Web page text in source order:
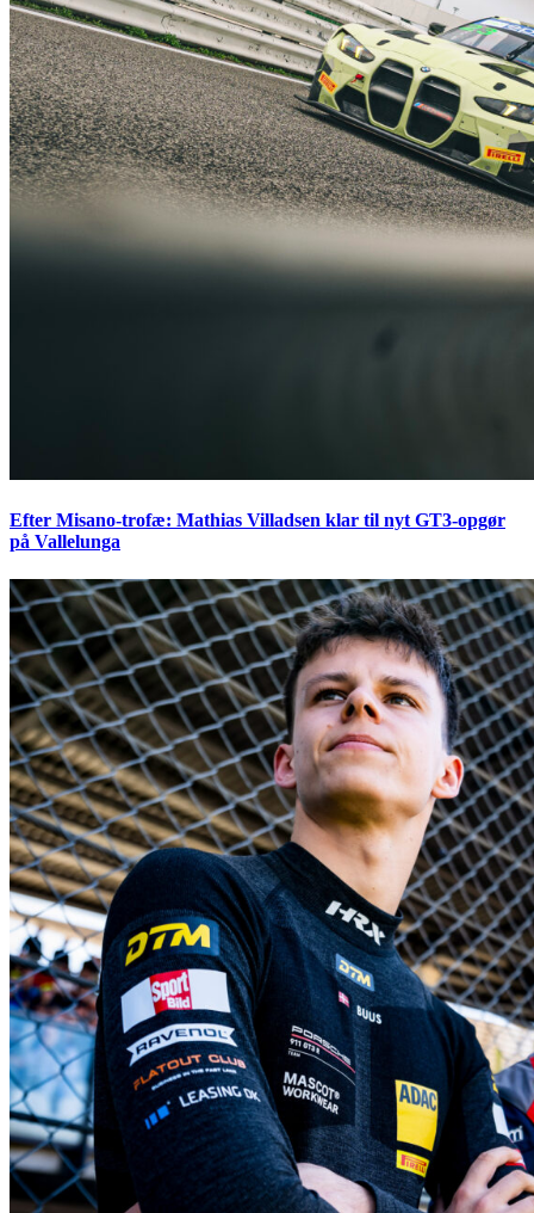
Efter Misano-trofæ: Mathias Villadsen klar til nyt GT3-opgør
på Vallelunga